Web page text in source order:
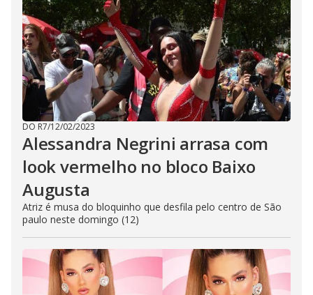
DO R7/12/02/2023
Alessandra Negrini arrasa com
look vermelho no bloco Baixo
Augusta
Atriz é musa do bloquinho que desfila pelo centro de São
paulo neste domingo (12)